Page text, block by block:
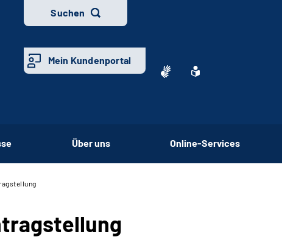
Suchen
Mein Kundenportal
Über uns Online-Services